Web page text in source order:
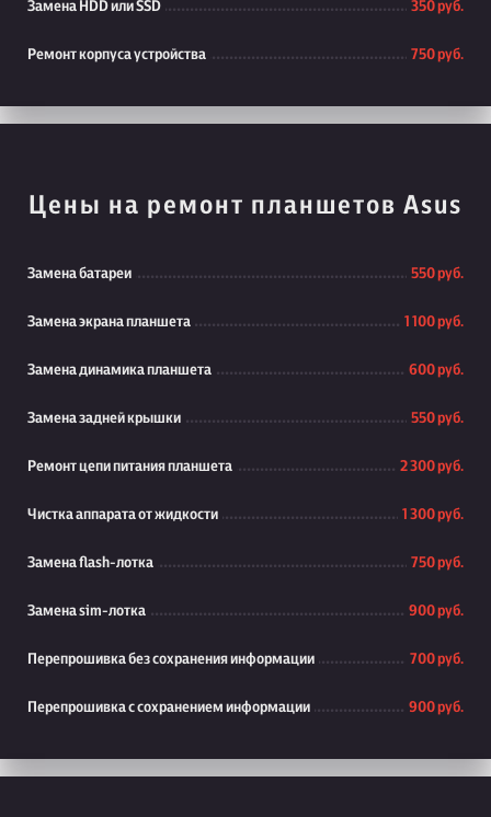
Замена HDD или SSD 350 руб.
Ремонт корпуса устройства 750 руб.
Цены на ремонт планшетов Asus
Замена батареи 550 руб.
Замена экрана планшета 1 100 руб.
Замена динамика планшета 600 руб.
Замена задней крышки 550 руб.
Ремонт цепи питания планшета 2 300 руб.
Чистка аппарата от жидкости 1 300 руб.
Замена flash-лотка 750 руб.
Замена sim-лотка 900 руб.
Перепрошивка без сохранения информации 700 руб.
Перепрошивка с сохранением информации 900 руб.